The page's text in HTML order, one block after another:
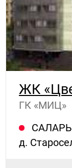
ЖК
ГК «МИЦ»
д.